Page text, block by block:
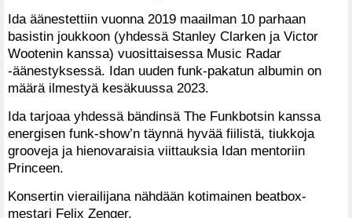
Ida äänestettiin vuonna 2019 maailman 10 parhaan
basistin joukkoon (yhdessä Stanley Clarken ja Victor
Wootenin kanssa) vuosittaisessa Music Radar
-äänestyksessä. Idan uuden funk-pakatun albumin on
määrä ilmestyä kesäkuussa 2023.
Ida tarjoaa yhdessä bändinsä The Funkbotsin kanssa
energisen funk-show’n täynnä hyvää fiilistä, tiukkoja
grooveja ja hienovaraisia viittauksia Idan mentoriin
Princeen.
Konsertin vierailijana nähdään kotimainen beatbox-
mestari Felix Zenger.